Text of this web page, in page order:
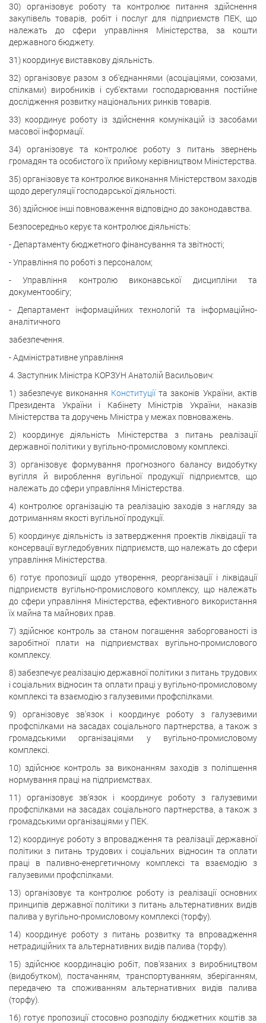
30) організовує роботу та контролює питання здійснення
закупівель товарів, робіт і послуг для підприємств ПЕК, що
належать до сфери управління Міністерства, за кошти
державного бюджету.
31) координує виставкову діяльність.
32) організовує разом з об'єднаннями (асоціаціями, союзами,
спілками) виробників і суб'єктами господарювання постійне
дослідження розвитку національних ринків товарів.
33) координує роботу із здійснення комунікацій із засобами
масової інформації.
34) організовує та контролює роботу з питань звернень
громадян та особистого їх прийому керівництвом Міністерства.
35) організовує та контролює виконання Міністерством заходів
щодо дерегуляції господарської діяльності.
36) здійснює інші повноваження відповідно до законодавства.
Безпосередньо керує та контролює діяльність:
- Департаменту бюджетного фінансування та звітності;
- Управління по роботі з персоналом;
- Управління контролю виконавської дисципліни та
документообігу;
- Департамент інформаційних технологій та інформаційно-
аналітичного
забезпечення.
- Адміністративне управління
4. Заступник Міністра КОРЗУН Анатолій Васильович:
1) забезпечує виконання Конституціїта законів України, актів
Президента України і Кабінету Міністрів України, наказів
Міністерства та доручень Міністра у межах повноважень.
2) координує діяльність Міністерства з питань реалізації
державної політики у вугільно-промисловому комплексі.
3) організовує формування прогнозного балансу видобутку
вугілля й вироблення вугільної продукції підприємтсв, що
належать до сфери управління Міністерства.
4) контролює організацію та реалізацію заходів з нагляду за
дотриманням якості вугільної продукції.
5) координує діяльність із затвердження проектів ліквідації та
консервації вугледобувних підприємств, що належать до сфери
управління Міністерства.
6) готує пропозиції щодо утворення, реорганізації і ліквідації
підприємств вугільно-промислового комплексу, що належать
до сфери управління Міністерства, ефективного використання
їх майна та майнових прав.
7) здійснює контроль за станом погашення заборгованості із
заробітної плати на підприємствах вугільно-промислового
комплексу.
8) забезпечує реалізацію державної політики з питань трудових
і соціальних відносин та оплати праці у вугільно-промисловому
комплексі та взаємодію з галузевими профспілками.
9) організовує зв'язок і координує роботу з галузевими
профспілками на засадах соціального партнерства, а також з
громадськими організаціями у вугільно-промисловому
комплексі.
10) здійснює контроль за виконанням заходів з поліпшення
нормування праці на підприємствах.
11) організовує зв'язок і координує роботу з галузевими
профспілками на засадах соціального партнерства, а також з
громадськими організаціями у ПЕК.
12) координує роботу з впровадження та реалізації державної
політики з питань трудових і соціальних відносин та оплати
праці в паливно-енергетичному комплексі та взаємодію з
галузевими профспілками.
13) організовує та контролює роботу із реалізації основних
принципів державної політики з питань альтернативних видів
палива у вугільно-промисловому комплексі (торфу).
14) координує роботу з питань розвитку та впровадження
нетрадиційних та альтернативних видів палива (торфу).
15) здійснює координацію робіт, пов'язаних з виробництвом
(видобутком), постачанням, транспортуванням, зберіганням,
передачею та споживанням альтернативних видів палива
(торфу).
16) готує пропозиції стосовно розподілу бюджетних коштів за